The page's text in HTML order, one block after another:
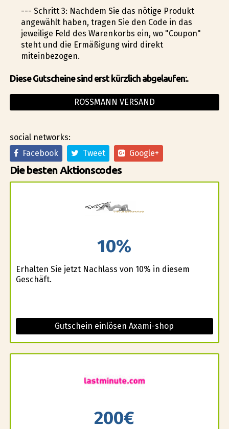
--- Schritt 3: Nachdem Sie das nötige Produkt
angewählt haben, tragen Sie den Code in das
jeweilige Feld des Warenkorbs ein, wo "Coupon"
steht und die Ermäßigung wird direkt
miteinbezogen.
Diese Gutscheine sind erst kürzlich abgelaufen:.
ROSSMANN VERSAND
social networks:
Facebook
Tweet Google+
Die besten Aktionscodes
10%
Erhalten Sie jetzt Nachlass von 10% in diesem
Geschäft.
Gutschein einlösen Axami-shop
200€